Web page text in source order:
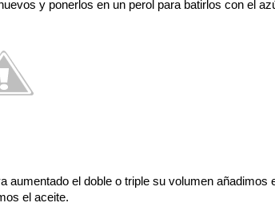
y ponerlos en un perol para batirlos con el
aumentado el doble o triple su volumen añadimos
el aceite.